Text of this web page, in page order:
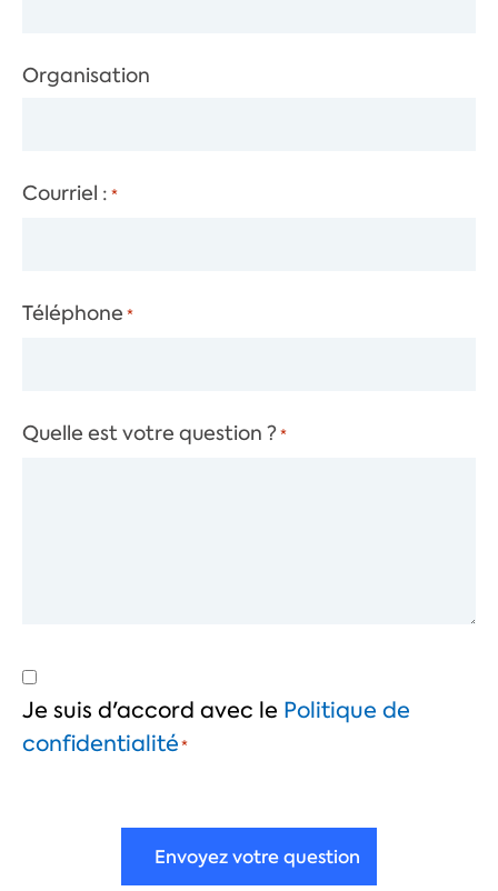
Organisation
Courriel : *
Téléphone *
Quelle est votre question ?*
Je suis d'accord avec le Politique de
confidentialité*
Envoyez votre question